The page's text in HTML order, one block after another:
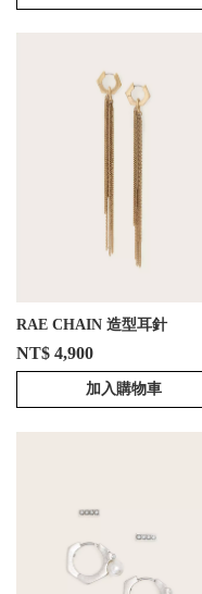
RAE CHAIN 造型耳針
NT$ 4,900
加入購物車